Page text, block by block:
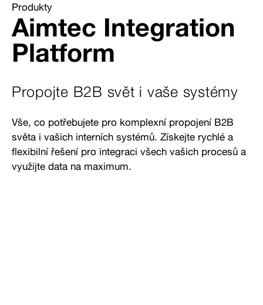
Produkty
Aimtec Integration
Platform
Propojte B2B svět i vaše systémy
Vše, co potřebujete pro komplexní propojení B2B
světa i vašich interních systémů. Získejte rychlé a
flexibilní řešení pro integraci všech vašich procesů a
využijte data na maximum.